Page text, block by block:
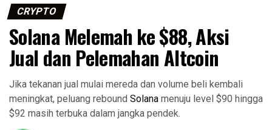
CRYPTO
Solana Melemah ke $88, Aksi
Jual dan Pelemahan Altcoin
Jika tekanan jual mulai mereda dan volume beli kembali
meningkat, peluang rebound Solana menuju level $90 hingga
$92 masih terbuka dalam jangka pendek.